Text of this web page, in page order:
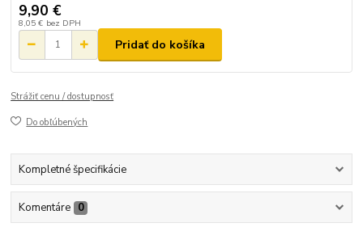
9,90 €
8,05 € bez DPH
Pridať do košíka
Strážiť cenu / dostupnosť
Do obľúbených
Kompletné špecifikácie
Komentáre 0